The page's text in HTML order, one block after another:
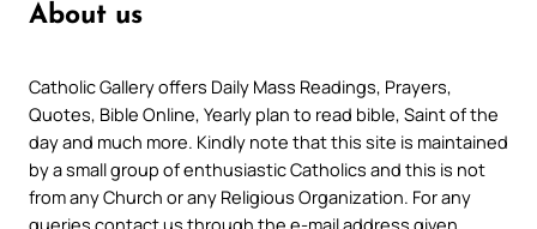
About us
Catholic Gallery offers Daily Mass Readings, Prayers,
Quotes, Bible Online, Yearly plan to read bible, Saint of the
day and much more. Kindly note that this site is maintained
by a small group of enthusiastic Catholics and this is not
from any Church or any Religious Organization. For any